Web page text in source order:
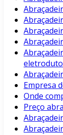
Empresa
Onde
Preço